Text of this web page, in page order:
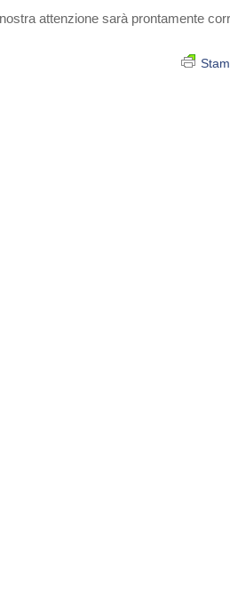
attenzione sarà prontamente